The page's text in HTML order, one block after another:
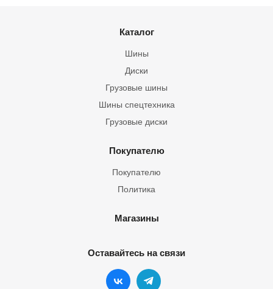
Каталог
Шины
Грузовые шины
Шины спецтехника
Диски
Грузовые диски
Покупателю
Покупателю
Политика
Магазины
Оставайтесь на связи